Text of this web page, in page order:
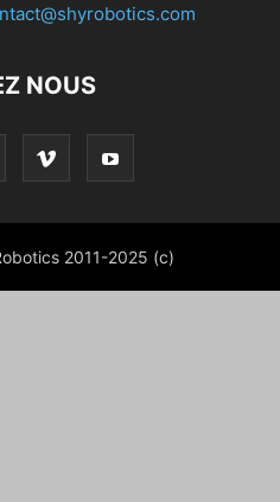
NOUS
2011-2025 (c)